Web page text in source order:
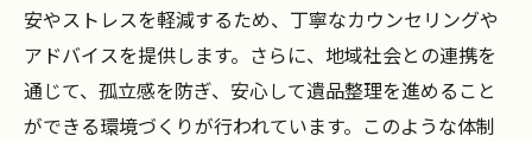
安やストレスを軽減するため、丁寧なカウンセリングや
アドバイスを提供します。さらに、地域社会との連携を
通じて、孤立感を防ぎ、安心して遺品整理を進めること
ができる環境づくりが行われています。このような体制